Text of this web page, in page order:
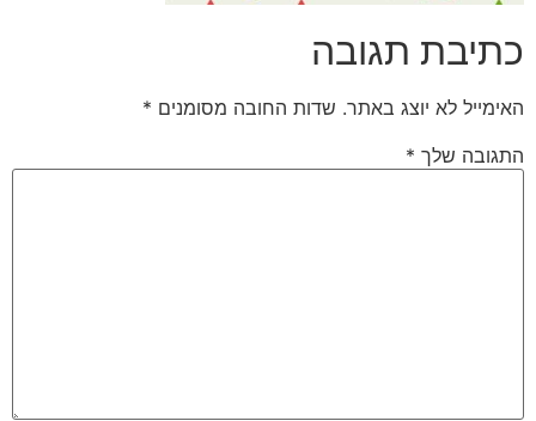
כתיבת תגובה
האימייל לא יוצג באתר. שדות החובה מסומנים *
התגובה שלך *